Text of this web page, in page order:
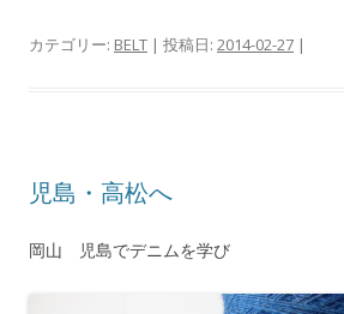
カテゴリー: BELT | 投稿日: 2014-02-27 |
児島・高松へ
岡山 児島でデニムを学び